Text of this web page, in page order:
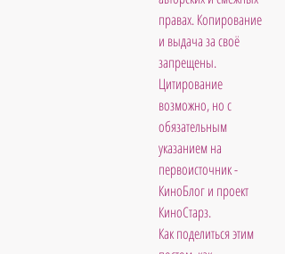
правах. Копирование
и выдача за своё
запрещены.
Цитирование
возможно, но с
обязательным
указанием на
первоисточник -
КиноБлог и проект
КиноСтарз.
Как поделиться этим